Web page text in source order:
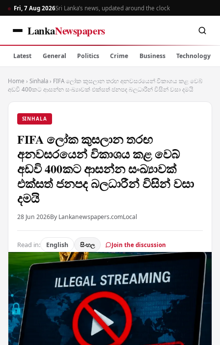
Fri, 7 Aug 2026Sri Lanka’s news, updated around the clock
LankaNewspapers
Latest General Politics Crime Business Technology
Home › Sinhala › FIFA ලෝක කුසලාන තරඟ අනවසරයෙන් විකාශය කළ වෙබ්
අඩවි 400කට ආසන්න සංඛ්‍යාවක් එක්සත් ජනපද බලධාරීන් විසින් වසා දමයි
SINHALA
FIFA ලෝක කුසලාන තරඟ
අනවසරයෙන් විකාශය කළ වෙබ්
අඩවි 400කට ආසන්න සංඛ්‍යාවක්
එක්සත් ජනපද බලධාරීන් විසින් වසා
දමයි
28 Jun 2026By Lankanewspapers.comLocal
Read in: English සිංහල Join the discussion